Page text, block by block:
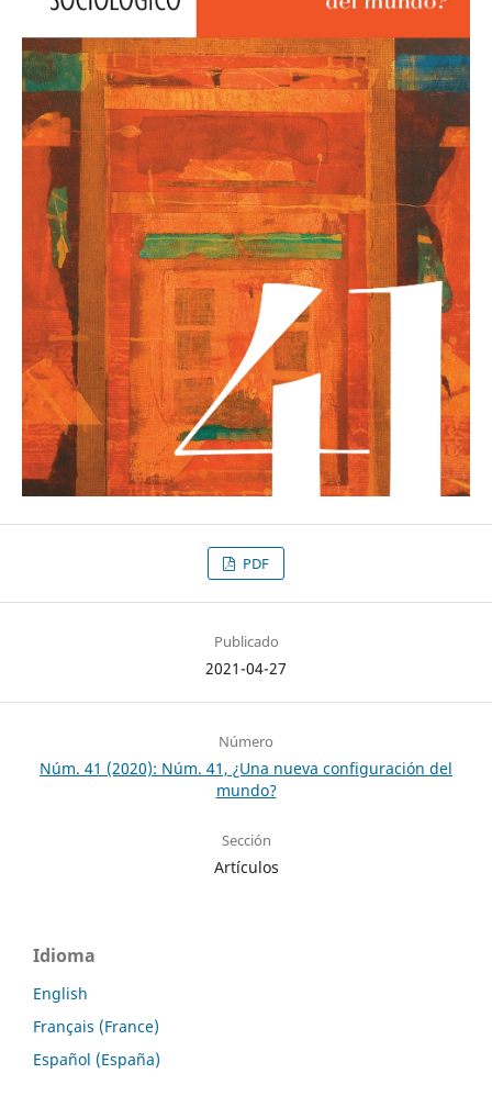
PDF
Publicado
2021-04-27
Número
Núm. 41 (2020): Núm. 41, ¿Una nueva configuración del
mundo?
Sección
Artículos
Idioma
English
Français (France)
Español (España)